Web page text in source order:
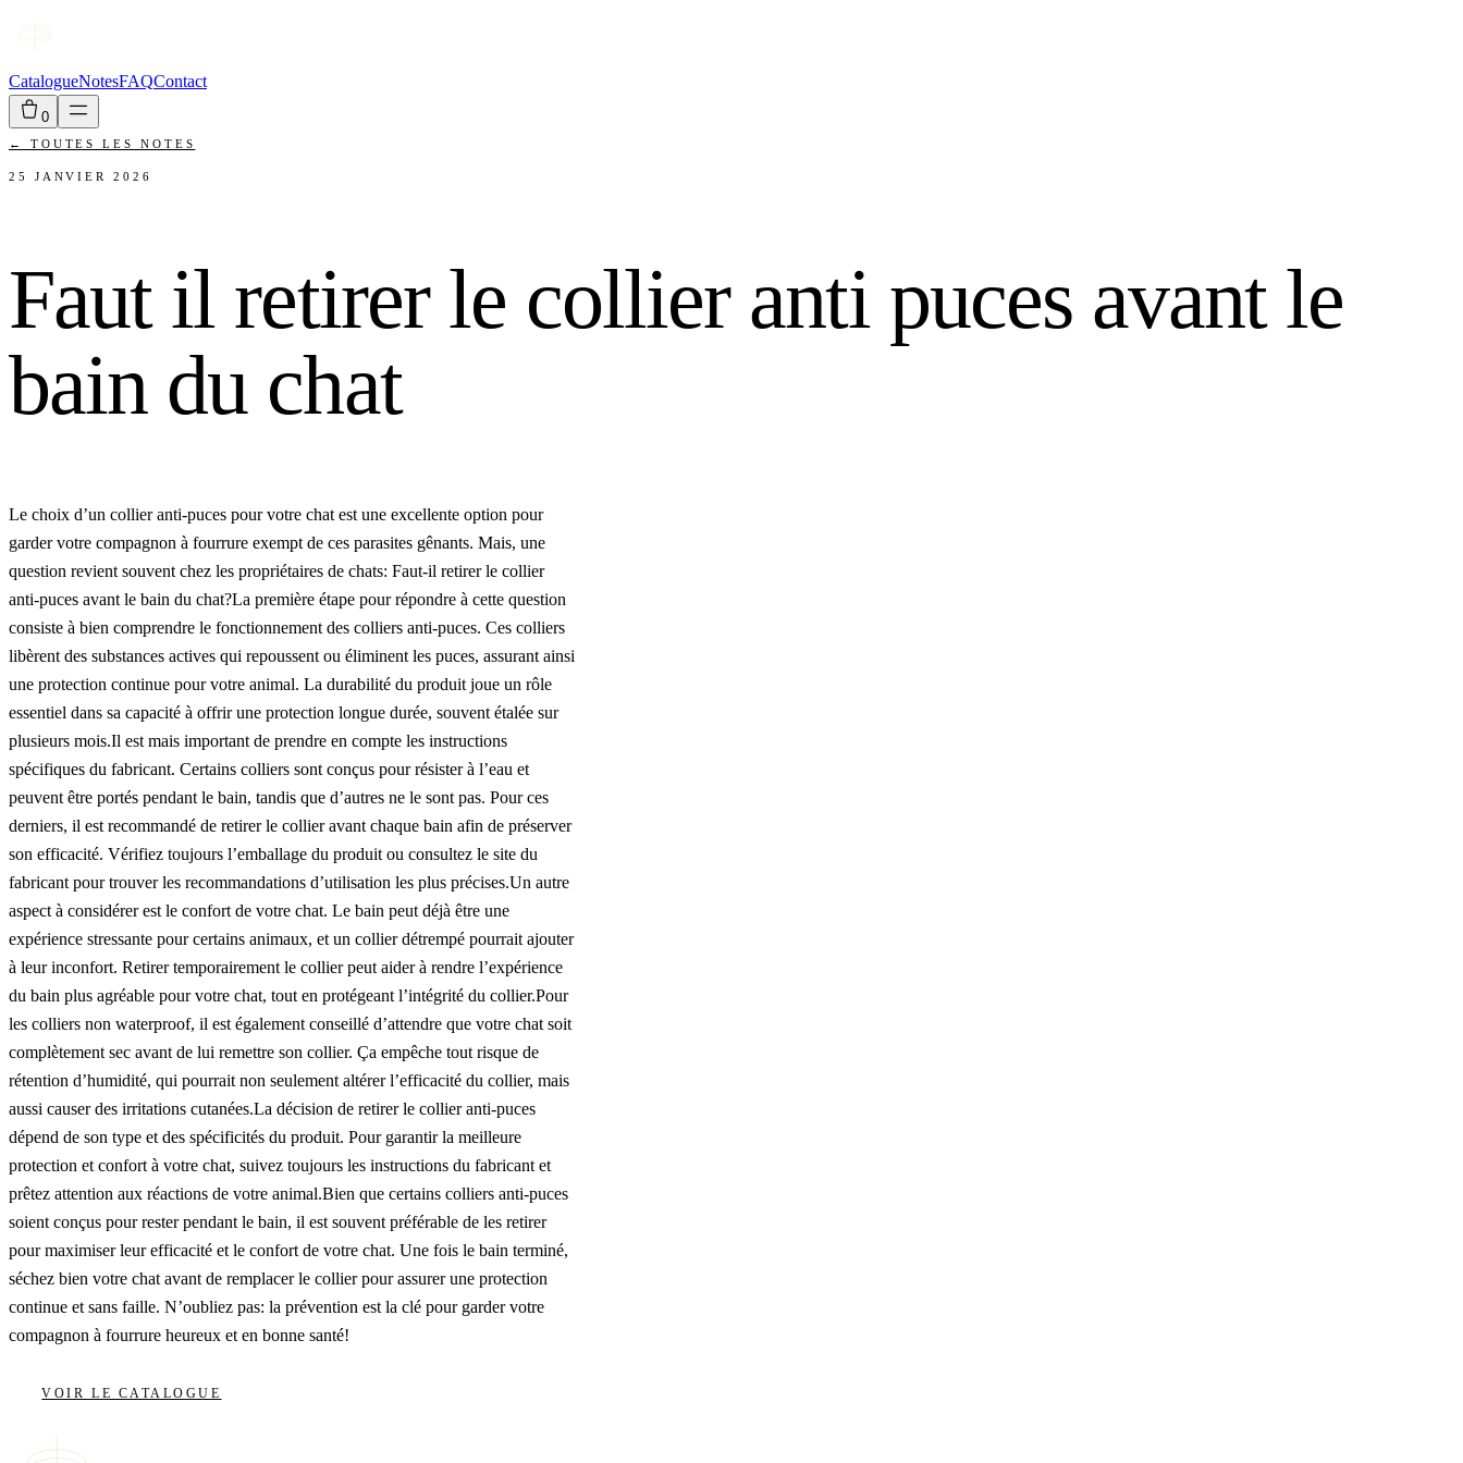
CatalogueNotesFAQContact
0
← TOUTES LES NOTES
25 JANVIER 2026
Faut il retirer le collier anti puces avant le
bain du chat
Le choix d’un collier anti-puces pour votre chat est une excellente option pour
garder votre compagnon à fourrure exempt de ces parasites gênants. Mais, une
question revient souvent chez les propriétaires de chats: Faut-il retirer le collier
anti-puces avant le bain du chat?La première étape pour répondre à cette question
consiste à bien comprendre le fonctionnement des colliers anti-puces. Ces colliers
libèrent des substances actives qui repoussent ou éliminent les puces, assurant ainsi
une protection continue pour votre animal. La durabilité du produit joue un rôle
essentiel dans sa capacité à offrir une protection longue durée, souvent étalée sur
plusieurs mois.Il est mais important de prendre en compte les instructions
spécifiques du fabricant. Certains colliers sont conçus pour résister à l’eau et
peuvent être portés pendant le bain, tandis que d’autres ne le sont pas. Pour ces
derniers, il est recommandé de retirer le collier avant chaque bain afin de préserver
son efficacité. Vérifiez toujours l’emballage du produit ou consultez le site du
fabricant pour trouver les recommandations d’utilisation les plus précises.Un autre
aspect à considérer est le confort de votre chat. Le bain peut déjà être une
expérience stressante pour certains animaux, et un collier détrempé pourrait ajouter
à leur inconfort. Retirer temporairement le collier peut aider à rendre l’expérience
du bain plus agréable pour votre chat, tout en protégeant l’intégrité du collier.Pour
les colliers non waterproof, il est également conseillé d’attendre que votre chat soit
complètement sec avant de lui remettre son collier. Ça empêche tout risque de
rétention d’humidité, qui pourrait non seulement altérer l’efficacité du collier, mais
aussi causer des irritations cutanées.La décision de retirer le collier anti-puces
dépend de son type et des spécificités du produit. Pour garantir la meilleure
protection et confort à votre chat, suivez toujours les instructions du fabricant et
prêtez attention aux réactions de votre animal.Bien que certains colliers anti-puces
soient conçus pour rester pendant le bain, il est souvent préférable de les retirer
pour maximiser leur efficacité et le confort de votre chat. Une fois le bain terminé,
séchez bien votre chat avant de remplacer le collier pour assurer une protection
continue et sans faille. N’oubliez pas: la prévention est la clé pour garder votre
compagnon à fourrure heureux et en bonne santé!
VOIR LE CATALOGUE